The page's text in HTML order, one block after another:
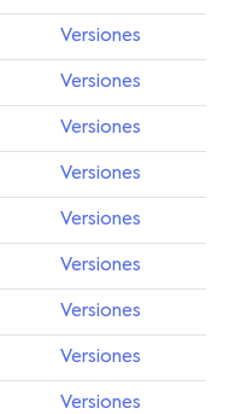
Versiones
Versiones
Versiones
Versiones
Versiones
Versiones
Versiones
Versiones
Versiones